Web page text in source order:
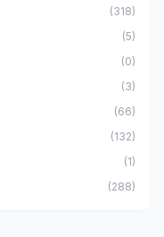
(318)
(5)
(0)
(3)
(66)
(132)
(1)
(288)